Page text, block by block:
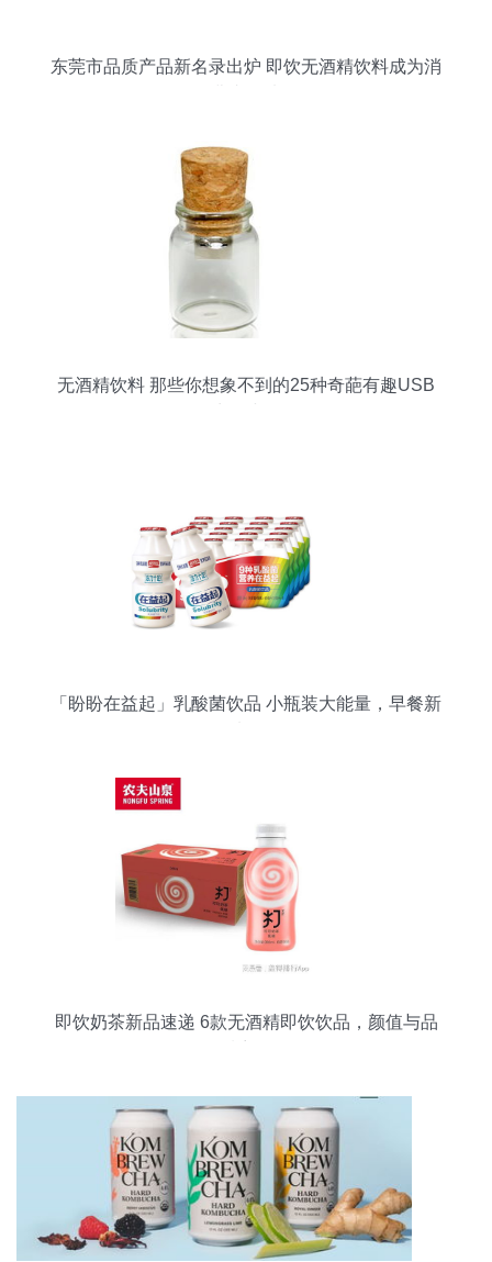
东莞市品质产品新名录出炉 即饮无酒精饮料成为消
无酒精饮料 那些你想象不到的25种奇葩有趣USB
「盼盼在益起」乳酸菌饮品 小瓶装大能量，早餐新
即饮奶茶新品速递 6款无酒精即饮饮品，颜值与品